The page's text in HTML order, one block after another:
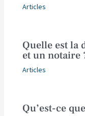
Articles
Quelle est la
et un notaire
Articles
Qu’est-ce